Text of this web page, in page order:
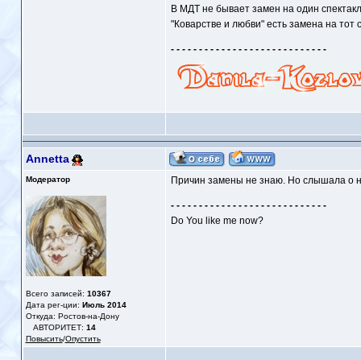
В МДТ не бывает замен на один
"Коварстве и любви" есть замена на тот
- - - - - - - - - - - - - - - - - - - - - - - - - - - -
Annetta
Модератор
Всего записей: 10367
Дата рег-ции: Июль 2014
Откуда: Ростов-на-Дону
АВТОРИТЕТ: 14
Повысить/Опустить
Причин замены не знаю. Но слышала о
- - - - - - - - - - - - - - - - - - - - - - - - - - - -
Do You like me now?